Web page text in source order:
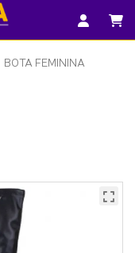
BOTA FEMININA